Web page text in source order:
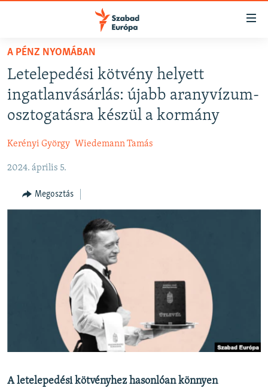
Akadálymentes
Ugrás
fő
oldalra
Ugrás
tartalomjegyzékre
NAPIRENDEN
AKTUÁLIS
PODCASTOK
ELEMZŐ
NER15
SZABADON
A PÉNZ NYOMÁBAN
EURÓPAI UNIÓ
KLÍMAVÁLTOZÁS
A MÚLT TANULSÁGAI
KÖVESSEN MINKET!
A PÉNZ NYOMÁBAN
Letelepedési kötvény helyett
ingatlanvásárlás: újabb aranyvízum-
osztogatásra készül a kormány
Kerényi György Wiedemann Tamás
2024. április 5.
Megosztás
A letelepedési kötvényhez hasonlóan könnyen